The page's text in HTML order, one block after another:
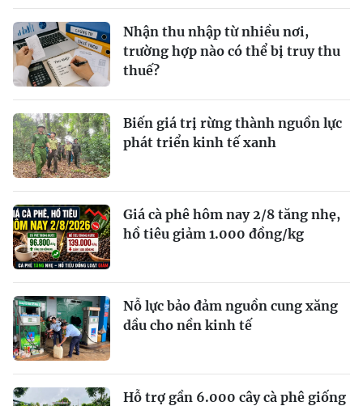
Nhận thu nhập từ nhiều nơi,
trường hợp nào có thể bị truy thu
thuế?
Biến giá trị rừng thành nguồn lực
phát triển kinh tế xanh
Giá cà phê hôm nay 2/8 tăng nhẹ,
hồ tiêu giảm 1.000 đồng/kg
Nỗ lực bảo đảm nguồn cung xăng
dầu cho nền kinh tế
Hỗ trợ gần 6.000 cây cà phê giống